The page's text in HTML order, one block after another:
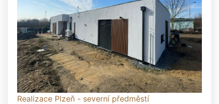
Realizace Plzeň - severní předměstí